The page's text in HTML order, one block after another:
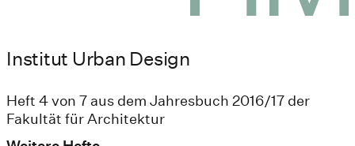
Institut Urban Design
Heft 4 von 7 aus dem Jahresbuch 2016/17 der
Fakultät für Architektur